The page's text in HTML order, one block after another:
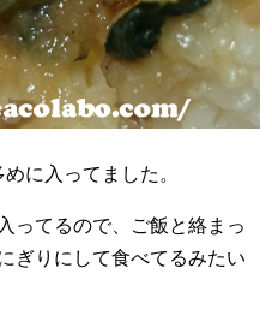
に入ってました。
ってるので、ご飯と絡まっ
ぎりにして食べてるみたい